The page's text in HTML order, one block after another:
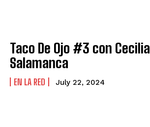
Taco De Ojo #3 con Cecilia
Salamanca
EN LA RED July 22, 2024